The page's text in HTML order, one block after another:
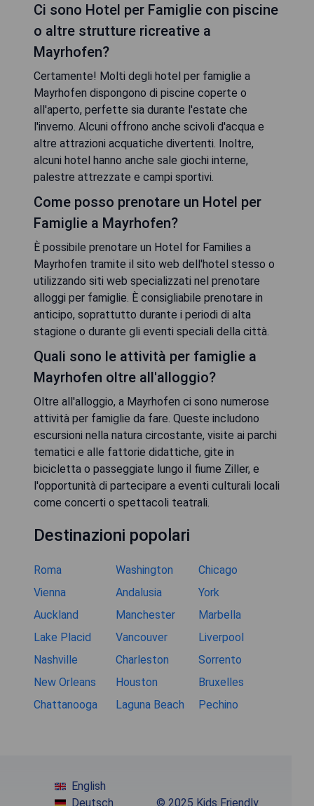
Ci sono Hotel per Famiglie con piscine
o altre strutture ricreative a
Mayrhofen?
Certamente! Molti degli hotel per famiglie a
Mayrhofen dispongono di piscine coperte o
all'aperto, perfette sia durante l'estate che
l'inverno. Alcuni offrono anche scivoli d'acqua e
altre attrazioni acquatiche divertenti. Inoltre,
alcuni hotel hanno anche sale giochi interne,
palestre attrezzate e campi sportivi.
Come posso prenotare un Hotel per
Famiglie a Mayrhofen?
È possibile prenotare un Hotel for Families a
Mayrhofen tramite il sito web dell'hotel stesso o
utilizzando siti web specializzati nel prenotare
alloggi per famiglie. È consigliabile prenotare in
anticipo, soprattutto durante i periodi di alta
stagione o durante gli eventi speciali della città.
Quali sono le attività per famiglie a
Mayrhofen oltre all'alloggio?
Oltre all'alloggio, a Mayrhofen ci sono numerose
attività per famiglie da fare. Queste includono
escursioni nella natura circostante, visite ai parchi
tematici e alle fattorie didattiche, gite in
bicicletta o passeggiate lungo il fiume Ziller, e
l'opportunità di partecipare a eventi culturali locali
come concerti o spettacoli teatrali.
Destinazioni popolari
Roma Washington
Chicago
Vienna
Andalusia
York
Auckland
Manchester
Marbella
Lake Placid
Vancouver
Liverpool
Nashville
Charleston
Sorrento
New Orleans
Houston
Bruxelles
Chattanooga
Laguna Beach Pechino
English
Deutsch
© 2025 Kids Friendly